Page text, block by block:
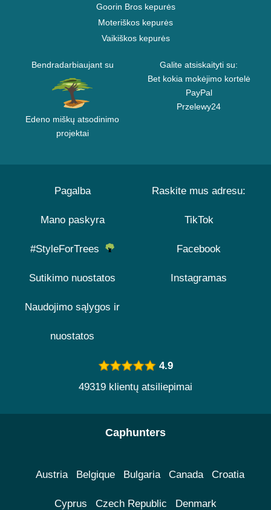
Goorin Bros kepurės
Moteriškos kepurės
Vaikiškos kepurės
Bendradarbiaujant su
Edeno miškų atsodinimo
projektai
Galite atsiskaityti su:
Bet kokia mokėjimo kortelė
PayPal
Przelewy24
Pagalba
Mano paskyra
#StyleForTrees
Sutikimo nuostatos
Naudojimo sąlygos ir
nuostatos
Raskite mus adresu:
TikTok
Facebook
Instagramas
4.9
49319 klientų atsiliepimai
Caphunters
Austria Belgique Bulgaria Canada Croatia
Cyprus Czech Republic Denmark